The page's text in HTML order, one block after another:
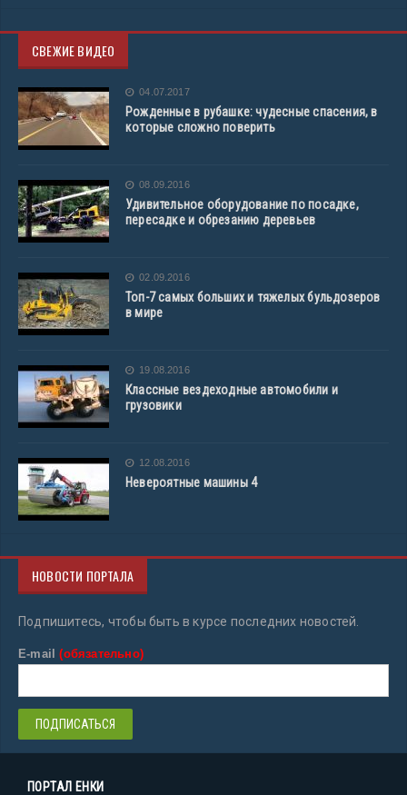
СВЕЖИЕ ВИДЕО
04.07.2017
Рожденные в рубашке: чудесные спасения, в
которые сложно поверить
08.09.2016
Удивительное оборудование по посадке,
пересадке и обрезанию деревьев
02.09.2016
Топ-7 самых больших и тяжелых бульдозеров
в мире
19.08.2016
Классные вездеходные автомобили и
грузовики
12.08.2016
Невероятные машины 4
НОВОСТИ ПОРТАЛА
Подпишитесь, чтобы быть в курсе последних новостей.
E-mail(обязательно)
ПОРТАЛ ЕНКИ